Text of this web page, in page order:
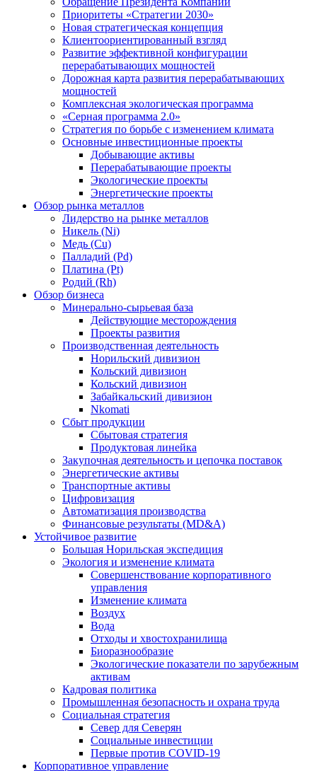
Приоритеты «Стратегии 2030»
Новая стратегическая концепция
Клиентоориентированный взгляд
Развитие эффективной конфигурации
перерабатывающих мощностей
Дорожная карта развития перерабатывающих
мощностей
Комплексная экологическая программа
«Серная программа 2.0»
Стратегия по борьбе с изменением климата
Основные инвестиционные проекты
Добывающие активы
Перерабатывающие проекты
Экологические проекты
Энергетические проекты
Обзор рынка металлов
Лидерство на рынке металлов
Никель (Ni)
Медь (Cu)
Палладий (Pd)
Платина (Pt)
Родий (Rh)
Обзор бизнеса
Минерально-сырьевая база
Действующие месторождения
Проекты развития
Производственная деятельность
Норильский дивизион
Кольский дивизион
Кольский дивизион
Забайкальский дивизион
Nkomati
Сбыт продукции
Сбытовая стратегия
Продуктовая линейка
Закупочная деятельность и цепочка поставок
Энергетические активы
Транспортные активы
Цифровизация
Автоматизация производства
Финансовые результаты (MD&A)
Устойчивое развитие
Большая Норильская экспедиция
Экология и изменение климата
Совершенствование корпоративного
управления
Изменение климата
Воздух
Вода
Отходы и хвостохранилища
Биоразнообразие
Экологические показатели по зарубежным
активам
Кадровая политика
Промышленная безопасность и охрана труда
Социальная стратегия
Север для Северян
Социальные инвестиции
Первые против COVID‑19
Корпоративное управление